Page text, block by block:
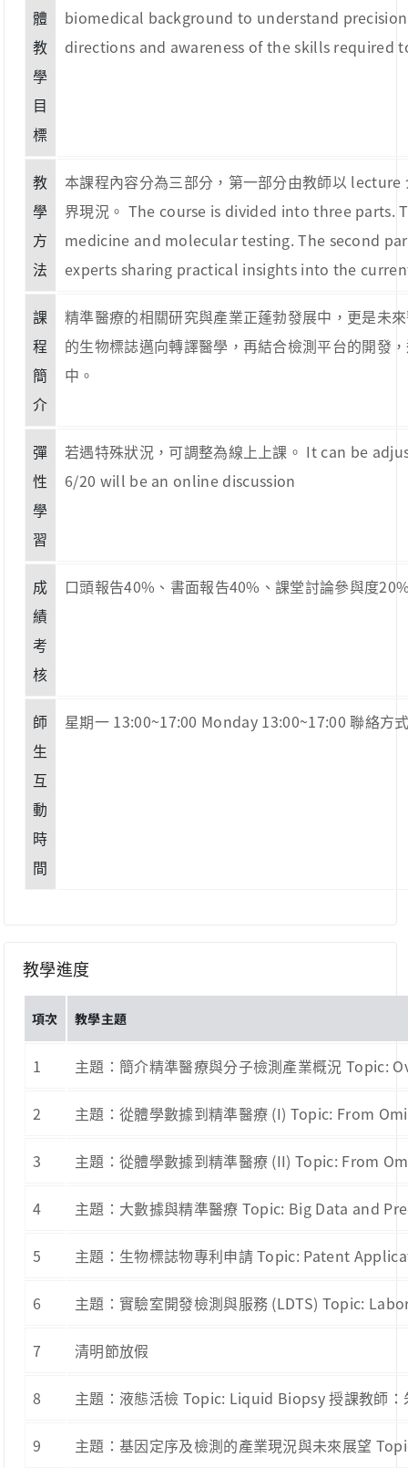
體
教
學
目
標
biomedical background to understand
directions and awareness of the skills required
教
學
方
法
本課程內容分為三部分，第一部分由教師以
界現況。 The course is divided into three
medicine and molecular testing. The second
experts sharing practical insights into the
課
程
簡
介
精準醫療的相關研究與產業正蓬勃發展中，更是未
的生物標誌邁向轉譯醫學，再結合檢測平台的開發
中。
彈
性
學
習
若遇特殊狀況，可調整為線上上課。 It can be
6/20 will be an online discussion
成
績
考
核
口頭報告40%、書面報告40%、課堂討論參與度
師
生
互
動
時
間
星期一 13:00~17:00 Monday 13:00~17:00 聯絡
教學進度
項次 教學主題
1 主題：簡介精準醫療與分子檢測產業概況
2 主題：從體學數據到精準醫療 (I) Topic: From
3 主題：從體學數據到精準醫療 (II) Topic: From
4 主題：大數據與精準醫療 Topic: Big Data and
5 主題：生物標誌物專利申請 Topic: Patent
6 主題：實驗室開發檢測與服務 (LDTS) Topic:
7 清明節放假
8 主題：液態活檢 Topic: Liquid Biopsy 授課教師：
9 主題：基因定序及檢測的產業現況與未來展望